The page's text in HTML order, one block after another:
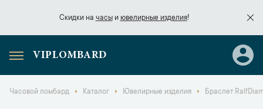
Скидки на часыи ювелирные изделия!
Скидки начасы
VIPLOMBARD
Часовой ломбард Каталог Ювелирные изделия Браслет